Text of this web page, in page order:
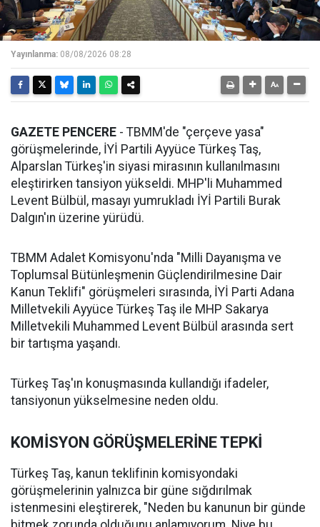
Yayınlanma: 08/08/2026 08:28
GAZETE PENCERE - TBMM'de "çerçeve yasa"
görüşmelerinde, İYİ Partili Ayyüce Türkeş Taş,
Alparslan Türkeş'in siyasi mirasının kullanılmasını
eleştirirken tansiyon yükseldi. MHP'li Muhammed
Levent Bülbül, masayı yumrukladı İYİ Partili Burak
Dalgın'ın üzerine yürüdü.
TBMM Adalet Komisyonu'nda "Milli Dayanışma ve
Toplumsal Bütünleşmenin Güçlendirilmesine Dair
Kanun Teklifi" görüşmeleri sırasında, İYİ Parti Adana
Milletvekili Ayyüce Türkeş Taş ile MHP Sakarya
Milletvekili Muhammed Levent Bülbül arasında sert
bir tartışma yaşandı.
Türkeş Taş'ın konuşmasında kullandığı ifadeler,
tansiyonun yükselmesine neden oldu.
KOMİSYON GÖRÜŞMELERİNE TEPKİ
Türkeş Taş, kanun teklifinin komisyondaki
görüşmelerinin yalnızca bir güne sığdırılmak
istenmesini eleştirerek, "Neden bu kanunun bir günde